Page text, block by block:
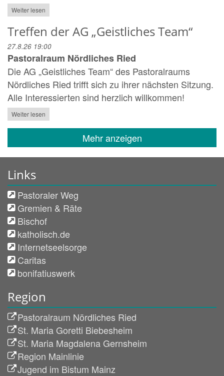
Weiter lesen
Treffen der AG „Geistliches Team“
27.8.26 19:00
Pastoralraum Nördliches Ried
Die AG „Geistliches Team“ des Pastoralraums
Nördliches Ried trifft sich zu ihrer nächsten Sitzung.
Alle Interessierten sind herzlich willkommen!
Weiter lesen
Mehr anzeigen
Links
Pastoraler Weg
Gremien & Räte
Bischof
katholisch.de
Internetseelsorge
Caritas
bonifatiuswerk
Region
Pastoralraum Nördliches Ried
St. Maria Goretti Biebesheim
St. Maria Magdalena Gernsheim
Region Mainlinie
Jugend im Bistum Mainz